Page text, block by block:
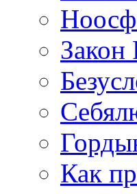
Закон
Как